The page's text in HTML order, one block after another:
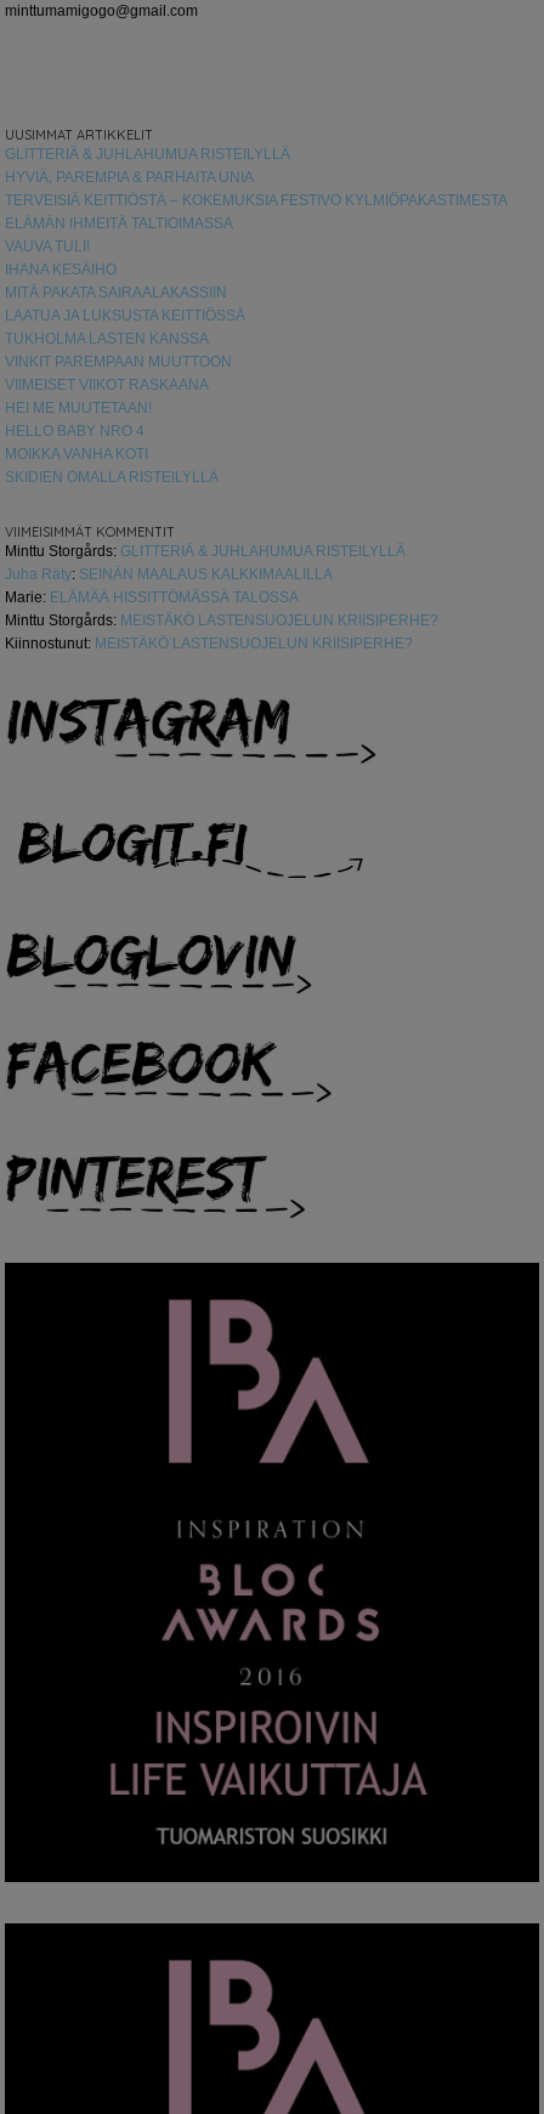
minttumamigogo@gmail.com
UUSIMMAT ARTIKKELIT
GLITTERIÄ & JUHLAHUMUA RISTEILYLLÄ
HYVIÄ, PAREMPIA & PARHAITA UNIA
TERVEISIÄ KEITTIÖSTÄ – KOKEMUKSIA FESTIVO KYLMIÖPAKASTIMESTA
ELÄMÄN IHMEITÄ TALTIOIMASSA
VAUVA TULI!
IHANA KESÄIHO
MITÄ PAKATA SAIRAALAKASSIIN
LAATUA JA LUKSUSTA KEITTIÖSSÄ
TUKHOLMA LASTEN KANSSA
VINKIT PAREMPAAN MUUTTOON
VIIMEISET VIIKOT RASKAANA
HEI ME MUUTETAAN!
HELLO BABY NRO 4
MOIKKA VANHA KOTI
SKIDIEN OMALLA RISTEILYLLÄ
VIIMEISIMMÄT KOMMENTIT
Minttu Storgårds: GLITTERIÄ & JUHLAHUMUA RISTEILYLLÄ
Juha Räty: SEINÄN MAALAUS KALKKIMAALILLA
Marie: ELÄMÄÄ HISSITTÖMÄSSÄ TALOSSA
Minttu Storgårds: MEISTÄKÖ LASTENSUOJELUN KRIISIPERHE?
Kiinnostunut: MEISTÄKÖ LASTENSUOJELUN KRIISIPERHE?